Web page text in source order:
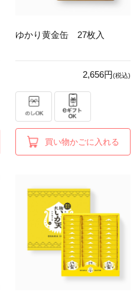
ゆかり黄金缶 27枚入
2,656円(税込)
買い物かごに入れる